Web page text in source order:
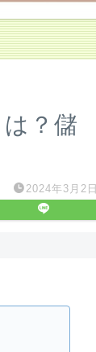
？儲
2024年3月2日